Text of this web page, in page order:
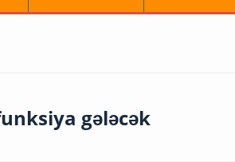
gələcək